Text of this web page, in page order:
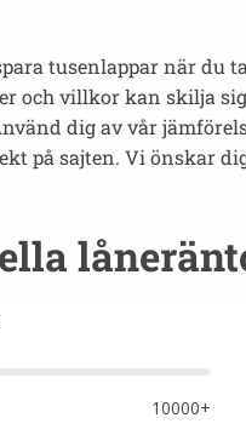
tusenlappar när du
och villkor kan skilja
dig av vår
på sajten. Vi önskar